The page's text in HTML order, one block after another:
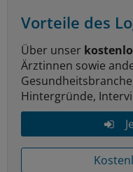
Vorteile des
Über unser
Ärztinnen sowie
Hintergründe,